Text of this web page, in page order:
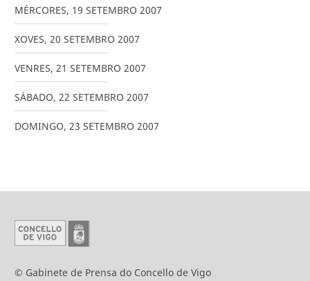
MÉRCORES, 19 SETEMBRO 2007
XOVES, 20 SETEMBRO 2007
VENRES, 21 SETEMBRO 2007
SÁBADO, 22 SETEMBRO 2007
DOMINGO, 23 SETEMBRO 2007
© Gabinete de Prensa do Concello de Vigo